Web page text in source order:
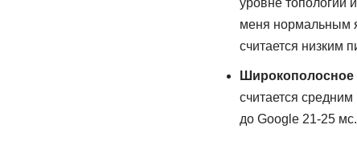
уровне топологии
меня нормальным
считается низким
Широкополосное
считается
до Google 21-25 мс.